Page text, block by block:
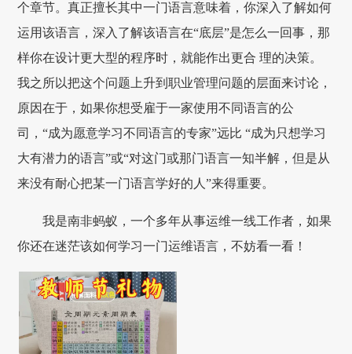
个章节。真正擅长其中一门语言意味着，你深入了解如何
运用该语言，深入了解该语言在“底层”是怎么一回事，那
样你在设计更大型的程序时，就能作出更合 理的决策。
我之所以把这个问题上升到职业管理问题的层面来讨论，
原因在于，如果你想受雇于一家使用不同语言的公
司，“成为愿意学习不同语言的专家”远比 “成为只想学习
大有潜力的语言”或“对这门或那门语言一知半解，但是从
来没有耐心把某一门语言学好的人”来得重要。
我是南非蚂蚁，一个多年从事运维一线工作者，如果
你还在迷茫该如何学习一门运维语言，不妨看一看！